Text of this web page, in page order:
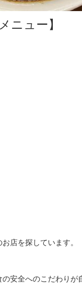
ニュー】
店を探しています。
の安全へのこだわり